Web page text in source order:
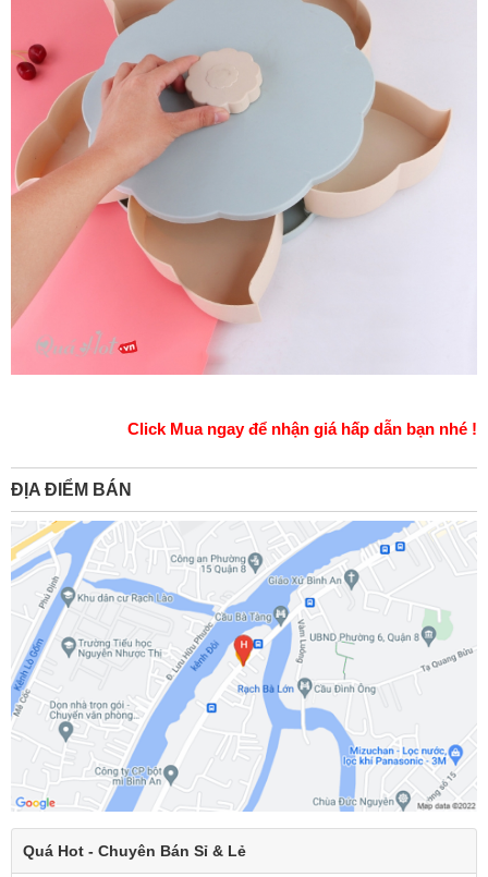
Click Mua ngay để nhận giá hấp dẫn bạn nhé !
ĐỊA ĐIỂM BÁN
Quá Hot - Chuyên Bán Sỉ & Lẻ